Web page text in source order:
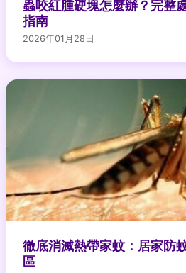
蟲咬紅腫硬塊怎麼辦？完整
指南
2026年01月28日
徹底消滅熱帶家蚊：居家防
區